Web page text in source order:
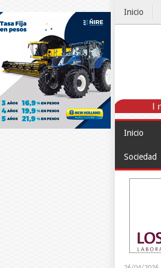
Inicio
Inicio
Sociedad